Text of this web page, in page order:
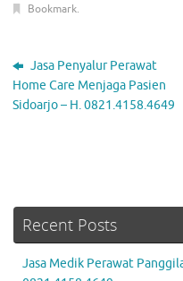
Bookmark.
Jasa Penyalur Perawat
Home Care Menjaga Pasien
Sidoarjo – H. 0821.4158.4649
Recent Posts
Jasa Medik Perawat